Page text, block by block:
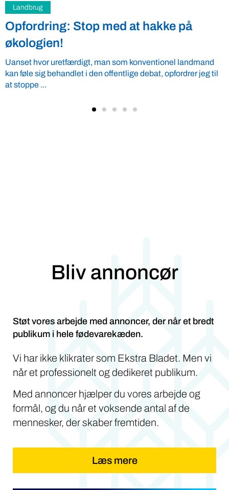
Fødevarer
René Christensen synes ikke, bulk bør
være et negativt ladet ord
Som ”ordfører for det meste” har Dansk Folkepartis René
Christensen et særligt hjerte for fødevarer. Han synes ikke, at
bulk ...
Bliv annoncør
Støt vores arbejde med annoncer, der når et bredt
publikum i hele fødevarekæden.
Vi har ikke klikrater som Ekstra Bladet. Men vi
når et professionelt og dedikeret publikum.
Med annoncer hjælper du vores arbejde og
formål, og du når et voksende antal af de
mennesker, der skaber fremtiden.
Læs mere